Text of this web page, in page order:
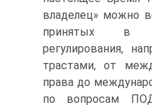
владелец» можно
принятых в
регулирования,
трастами, от
права до
по вопросам